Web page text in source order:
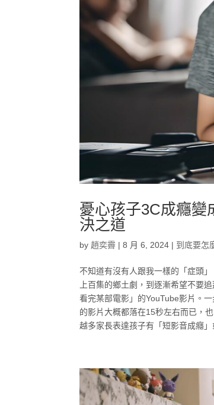
憂心孩子3C成癮變
決之道
by趙奕霽 |8 月 6, 2024 | 到底要怎
不知道有沒有人跟我一樣的「症頭
上百集的鄉土劇，到逐漸希望不要
看完某部電影」的YouTube影片。
的影片大概都落在15秒左右而已，
越多家長表達孩子有「短影音成癮